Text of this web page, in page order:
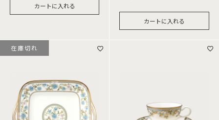
カートに入れる
カートに入れる
在庫切れ